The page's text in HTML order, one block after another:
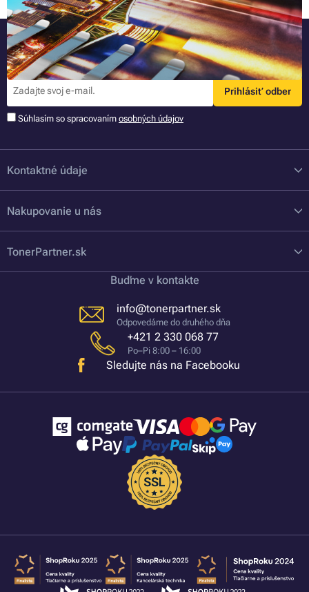
Buďte pri tom ako prvý
Najnovšie informácie o novinkách a akciách priamo na Váš e-mail.
Prihlásiť odber
Súhlasím so spracovaním osobných údajov
Kontaktné údaje
Nakupovanie u nás
TonerPartner.sk
Buďme v kontakte
info@tonerpartner.sk
Odpovedáme do druhého dňa
+421 2 330 068 77
Po–Pi 8:00 – 16:00
Sledujte nás na Facebooku